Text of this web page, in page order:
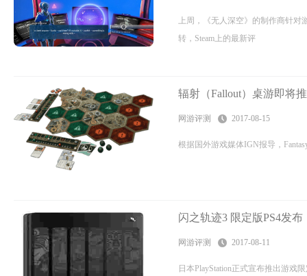
上周，《无人深空》的制作商针
转，Steam上的最新评
辐射（Fallout）桌游即将
网游评测 2017-08-15
根据国外游戏媒体IGN报导，
闪之轨迹3 限定版PS4发布
网游评测 2017-08-11
日本PlayStation正式宣布推出游戏